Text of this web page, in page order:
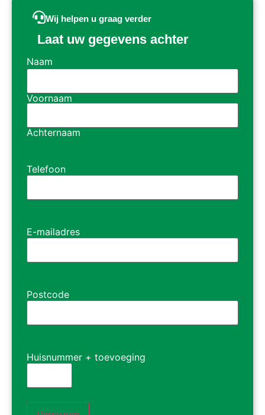
Wij helpen u graag verder
Laat uw gegevens achter
Naam
Voornaam
Achternaam
Telefoon
E-mailadres
Postcode
Huisnummer + toevoeging